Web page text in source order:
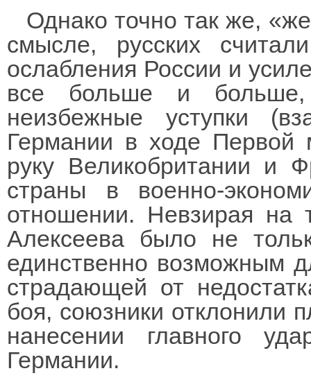
Однако точно так же,
смысле, русских
ослабления России и
все больше и
неизбежные уступки
Германии в ходе Первой
руку Великобритании и
страны в военно-
отношении. Невзирая на
Алексеева было не
единственно возможным
страдающей от
боя, союзники отклонили
нанесении главного
Германии.